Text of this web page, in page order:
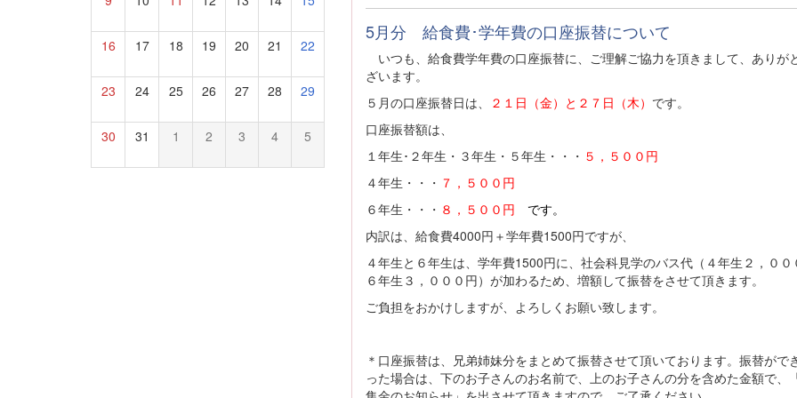
5月分 給食費･学年費の口座振替について
いつも、給食費学年費の口座振替に、ご理解ご協力を頂きまして、ありが
ざいます。
５月の口座振替日は、
２１日（金）と２７日（木） です。
口座振替額は、
１年生･２年生・３年生・５年生・・・ ５，５００円
４年生・・・ ７，５００円
６年生・・・ ８，５００円 です。
内訳は、給食費4000円＋学年費1500円ですが、
４年生と６年生は、学年費1500円に、社会科見学のバス代（４年生２，００
６年生３，０００円）が加わるため、増額して振替をさせて頂きます。
ご負担をおかけしますが、よろしくお願い致します。
＊口座振替は、兄弟姉妹分をまとめて振替させて頂いております。振替がで
った場合は、下のお子さんのお名前で、上のお子さんの分を含めた金額で、
16 17 18 19 20 21 22
23 24 25 26 27 28 29
30 31 1 2 3 4 5